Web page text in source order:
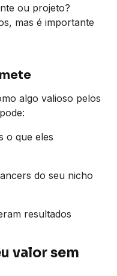
ou projeto?
mas é importante
algo valioso pelos
o que eles
do seu nicho
resultados
valor sem